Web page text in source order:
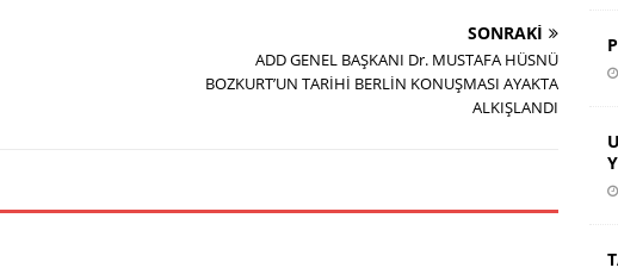
SONRAKI
ADD GENEL BAŞKANI Dr. MUSTAFA HÜSNÜ
BOZKURT’UN TARİHİ BERLİN KONUŞMASI AYAKTA
ALKIŞLANDI